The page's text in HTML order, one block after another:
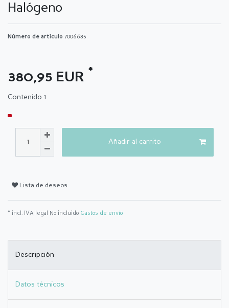
Halógeno
Número de artículo 7006685
380,95 EUR *
Contenido 1
Añadir al carrito
Lista de deseos
* incl. IVA legal No incluido Gastos de envío
Descripción
Datos técnicos